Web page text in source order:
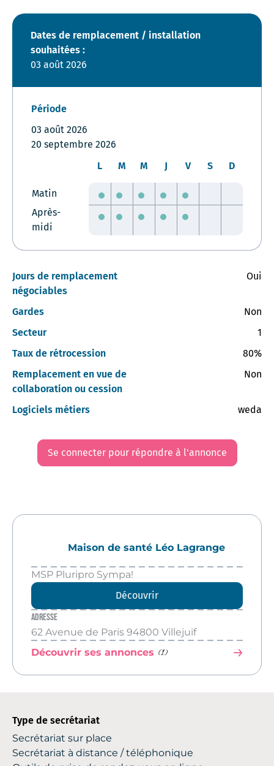
Dates de remplacement / installation
souhaitées :
03 août 2026
Période
03 août 2026
20 septembre 2026
L
M M J V S D
Matin
Après-
midi
Jours de remplacement
négociables
Oui
Gardes
Non
Secteur
1
Taux de rétrocession
80%
Remplacement en vue de
collaboration ou cession
Non
Logiciels métiers weda
Se connecter pour répondre à l'annonce
Maison de santé Léo Lagrange
MSP Pluripro Sympa!
Découvrir
Adresse
62 Avenue de Paris 94800 Villejuif
Découvrir ses annonces (1)
Type de secrétariat
Secrétariat sur place
Secrétariat à distance / téléphonique